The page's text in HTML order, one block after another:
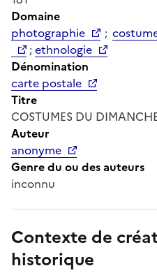
Domaine
photographie
;
;ethnologie
Dénomination
carte postale
Titre
COSTUMES DU
Auteur
anonyme
Genre du ou des auteurs
inconnu
Contexte de
historique